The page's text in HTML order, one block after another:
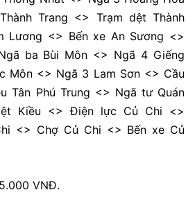
Trang <> Trạm dệt Thành
Lương <> Bến xe An Sương <>
ba Bùi Môn <> Ngã 4 Giếng
Môn <> Ngã 3 Lam Sơn <> Cầu
Tân Phú Trung <> Ngã tư Quán
Kiều <> Điện lực Củ Chi <>
<> Chợ Củ Chi <> Bến xe Củ
VNĐ.